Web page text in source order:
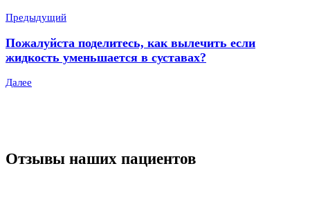
Предыдущий
Пожалуйста поделитесь, как вылечить если
жидкость уменьшается в суставах?
Далее
Отзывы наших пациентов